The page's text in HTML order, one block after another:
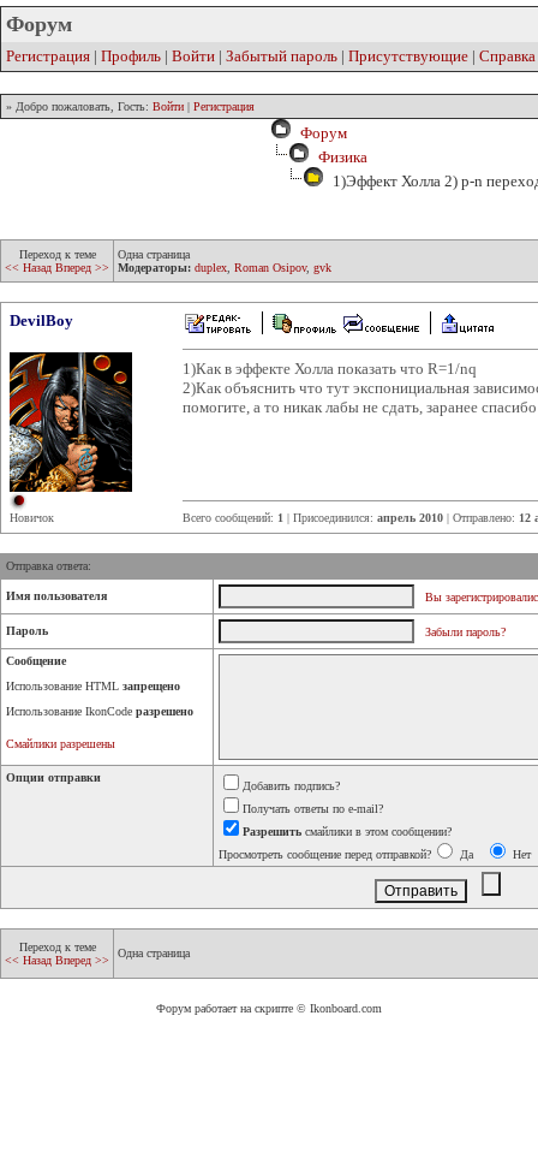
Форум
Регистрация | Профиль | Войти | Забытый пароль | Присутствующие | Справка
» Добро пожаловать, Гость: Войти | Регистрация
Форум
Физика
1)Эффект Холла 2) p-n
Переход к теме
<< Назад Вперед >>
Одна страница
Модераторы: duplex Roman Osipov, gvk
DevilBoy
Новичок
1)Как в эффекте Холла показать что R=1/nq
2)Как объяснить что тут экспонициальная
помогите, а то никак лабы не сдать, заранее спасибо
Всего сообщений: 1 | Присоединился: апрель 2010 | Отправлено: 12
Отправка ответа:
Имя пользователя Вы
Пароль Забыли пароль?
Сообщение
Использование HTML запрещено
Использование IkonCode разрешено
Смайлики разрешены
Опции отправки
Добавить подпись?
Получать ответы по e-mail?
Разрешить смайлики в этом сообщении?
Просмотреть сообщение перед отправкой?
Да Нет
Переход к теме
<< Назад Вперед >>
Одна страница
Форум работает на скрипте © Ikonboard.com